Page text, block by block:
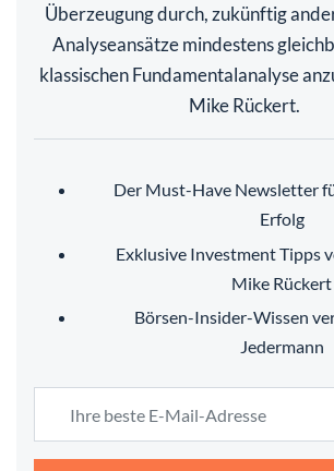
Überzeugung durch, zukünftig
Analyseansätze mindestens
klassischen Fundamentalanalyse
Mike Rückert.
Der Must-Have Newsletter
Erfolg
Exklusive Investment Tipps
Mike Rückert
Börsen-Insider-Wissen
Jedermann